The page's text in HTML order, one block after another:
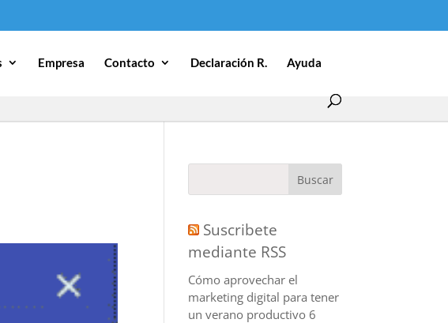
Empresa Contacto Declaración R. Ayuda
Suscribete
mediante RSS
Cómo aprovechar el
marketing digital para tener
un verano productivo 6